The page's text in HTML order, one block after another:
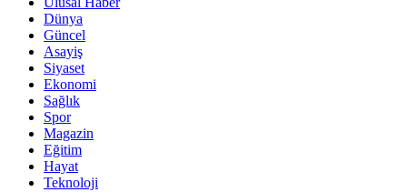
Dünya
Güncel
Asayiş
Siyaset
Ekonomi
Sağlık
Spor
Magazin
Eğitim
Hayat
Teknoloji